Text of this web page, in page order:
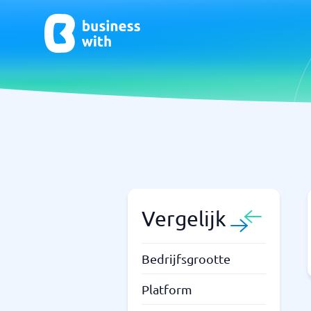
Niet zeker welk systeem?
Vergelijk
Bedrijfsgrootte
Platform